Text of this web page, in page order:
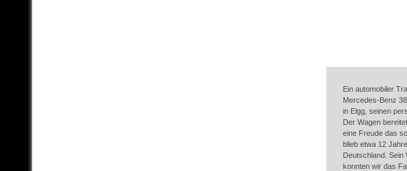
Ein automobiler
Mercedes-Benz
in Elgg, seinen
Der Wagen
eine Freude das
blieb etwa 12
Deutschland.
konnten wir das